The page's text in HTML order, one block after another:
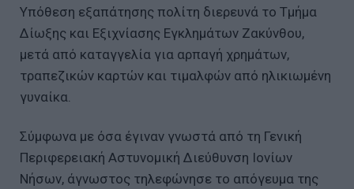
Υπόθεση εξαπάτησης πολίτη διερευνά το Τμήμα
Δίωξης και Εξιχνίασης Εγκλημάτων Ζακύνθου,
μετά από καταγγελία για αρπαγή χρημάτων,
τραπεζικών καρτών και τιμαλφών από ηλικιωμένη
γυναίκα.
Σύμφωνα με όσα έγιναν γνωστά από τη Γενική
Περιφερειακή Αστυνομική Διεύθυνση Ιονίων
Νήσων, άγνωστος τηλεφώνησε το απόγευμα της